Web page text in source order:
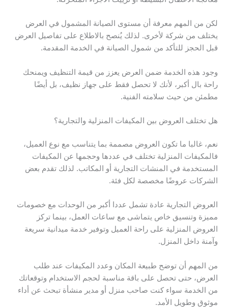
لكن من المهم معرفة أن مستوى الصيانة المشمول في العرض
يختلف من شركة لأخرى. لذلك يُنصح بالاطلاع على تفاصيل العرض
قبل الحجز للتأكد من شمول الصيانة في الخدمة المقدمة.
وجود هذه الخدمة ضمن العرض يعزز من قيمة التنظيف ويمنحك
راحة بال أكبر، لأنك لا تحصل فقط على جهاز نظيف، بل أيضًا
مطمئن من حيث سلامته الفنية.
هل تختلف العروض بين المكيفات المنزلية والتجارية؟
نعم، غالبا ما تكون العروض مصممة بما يتناسب مع نوع العميل،
فالمكيفات المنزلية تختلف في عددها وحجمها عن المكيفات
المستخدمة في المنشات التجارية أو المكاتب. لذلك تقدم بعض
الشركات عروضًا مخصصة لكل فئة.
العروض التجارية عادة تشمل عددا أكبر من الوحدات مع خصومات
مميزة وتنسيق خاص يتماشى مع ساعات العمل، بينما تركز
العروض المنزلية على راحة العميل وتوفير خدمة ميدانية سريعة
وآمنة داخل المنزل.
من المهم أن توضح طبيعة المكان وعدد المكيفات عند طلب
العرض، حتى تحصل على باقة مناسبة لحجم الاستخدام وتوقعاتك
من الخدمة سواء كنت صاحب منزل أو مدير منشأة تبحث عن أداء
موثوق وطويل الأمد.